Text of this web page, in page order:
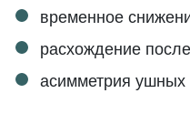
временное
расхождение
асимметрия ушных